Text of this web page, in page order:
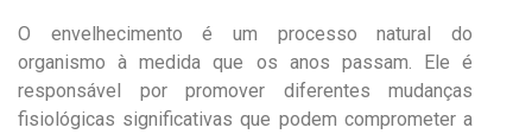
O envelhecimento é um processo natural do
organismo à medida que os anos passam. Ele é
responsável por promover diferentes mudanças
fisiológicas significativas que podem comprometer a